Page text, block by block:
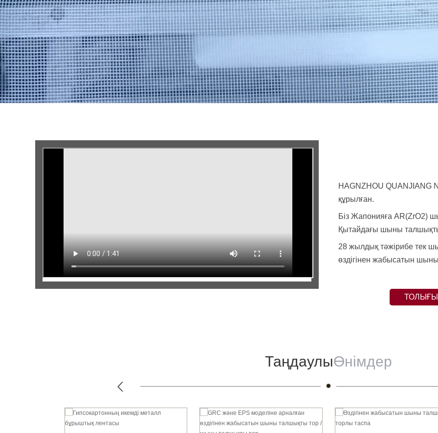
HAGNZHOU QUANJIANG
құрылған.
Біз Жапонияға AR(ZrO2)
Қытайдағы шыны талшықты
28 жылдық тәжірибе тек
өздігінен жабысатын
ТаңдаулыӨнімдер